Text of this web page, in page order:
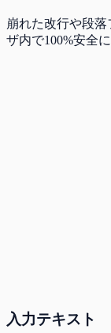
崩れた改行や段
ザ内で100%安全
入力テキスト